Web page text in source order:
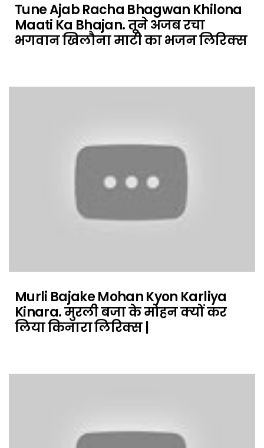
Tune Ajab Racha Bhagwan Khilona
Maati Ka Bhajan. तूने अजब रचा
भगवान खिलौना माटी का भजन लिरिक्स
Murli Bajake Mohan Kyon Karliya
Kinara. मुरली बजा के मोहन क्यों कर
लिया किनारा लिरिक्स |